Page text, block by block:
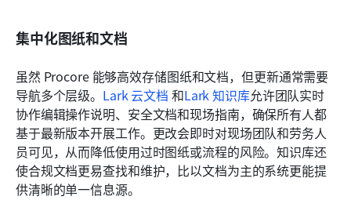
集中化图纸和文档
虽然 Procore 能够高效存储图纸和文档，但更新通常需要
导航多个层级。 Lark 云文档 和Lark 知识库允许团队实时
协作编辑操作说明、安全文档和现场指南，确保所有人都
基于最新版本开展工作。更改会即时对现场团队和劳务人
员可见，从而降低使用过时图纸或流程的风险。知识库还
使合规文档更易查找和维护，比以文档为主的系统更能提
供清晰的单一信息源。